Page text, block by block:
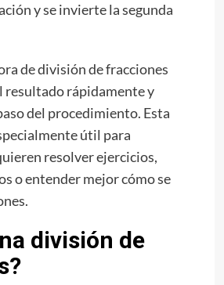
y se invierte la segunda
de división de fracciones
resultado rápidamente y
del procedimiento. Esta
útil para
resolver ejercicios,
o entender mejor cómo se
división de